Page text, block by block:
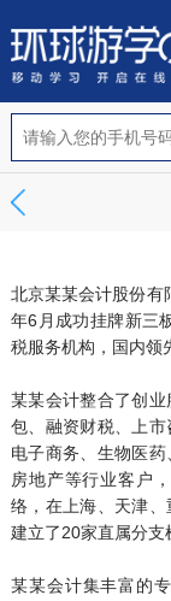
北京某某会计股份有
年6月成功挂牌新三
税服务机构，国内领
某某会计整合了创
包、融资财税、上市
电子商务、生物医药
房地产等行业客户
络，在上海、天津
建立了20家直属分支
某某会计集丰富的